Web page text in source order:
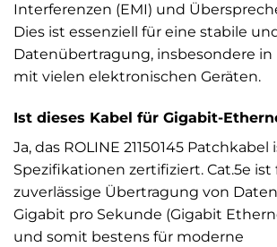
Interferenzen (EMI) und
Dies ist essenziell für eine stabile
Datenübertragung, insbesondere
mit vielen elektronischen Geräten.
Ist dieses Kabel für Gigabit-
Ja, das ROLINE 21150145
Spezifikationen zertifiziert. Cat.5e ist
zuverlässige Übertragung von
Gigabit pro Sekunde (Gigabit
und somit bestens für moderne